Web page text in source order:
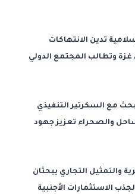
تدين الانتهاكات
غزة وتطالب المجتمع الدولي
مع السكرتير التنفيذي
والصحراء تعزيز جهود
والتمثيل التجاري يبحثان
لجذب الاستثمارات الأجنبية